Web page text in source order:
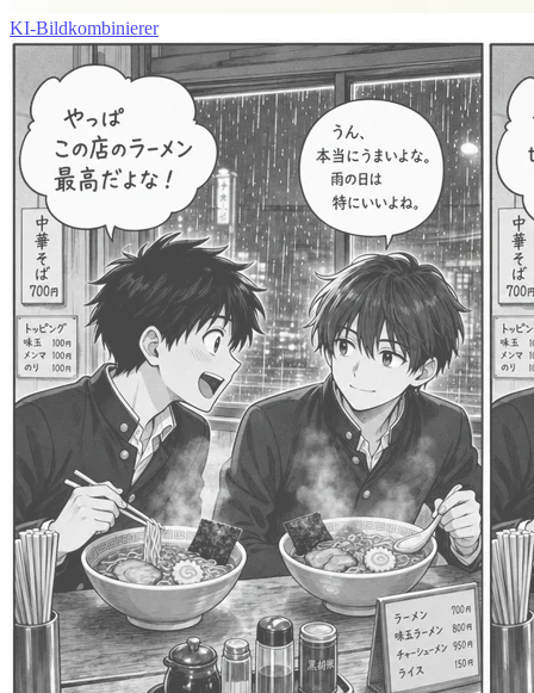
KI-Bildkombinierer